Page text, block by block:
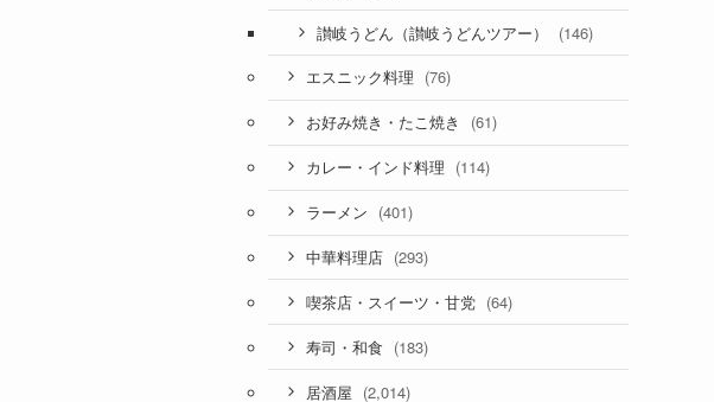
讃岐うどん（讃岐うどんツアー） (146)
エスニック料理 (76)
お好み焼き・たこ焼き (61)
カレー・インド料理 (114)
ラーメン (401)
中華料理店 (293)
喫茶店・スイーツ・甘党 (64)
寿司・和食 (183)
居酒屋 (2,014)